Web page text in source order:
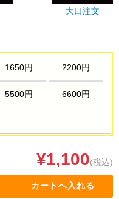
大口注文
1650円 2200円
5500円 6600円
¥1,100(税込)